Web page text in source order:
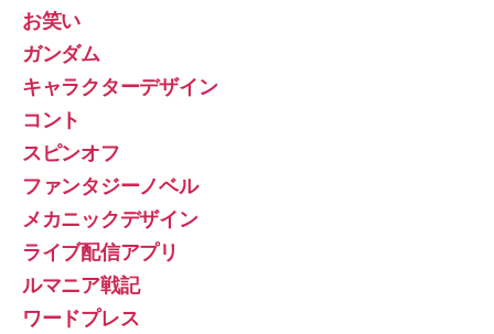
お笑い
ガンダム
キャラクターデザイン
コント
スピンオフ
ファンタジーノベル
メカニックデザイン
ライブ配信アプリ
ルマニア戦記
ワードプレス